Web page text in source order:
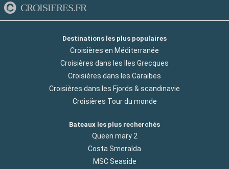
CROISIERES.FR
Destinations les plus populaires
Croisières en Méditerranée
Croisières dans les Iles Grecques
Croisières dans les Caraibes
Croisières dans les Fjords & scandinavie
Croisières Tour du monde
Bateaux les plus recherchés
Queen mary 2
Costa Smeralda
MSC Seaside